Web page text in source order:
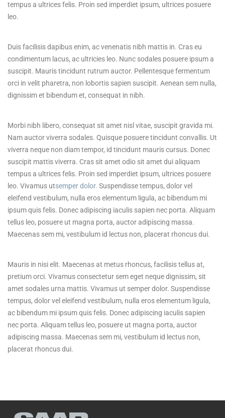
tempus a ultrices felis. Proin sed imperdiet ipsum, ultrices posuere
leo.
Duis facilisis dapibus enim, ac venenatis nibh mattis in. Cras eu
condimentum lacus, ac ultricies leo. Nunc sodales posuere ipsum a
suscipit. Mauris tincidunt rutrum auctor. Pellentesque fermentum
orci in velit pharetra, non lobortis sapien suscipit. Aenean sem nulla,
dignissim et bibendum et, consequat in nibh.
Morbi nibh libero, consequat sit amet nisl vitae, suscipit gravida mi.
Nam auctor viverra sodales. Quisque posuere tincidunt convallis. Ut
viverra neque non diam tempor, id tincidunt mauris cursus. Donec
suscipit mattis viverra. Cras sit amet odio sit amet dui aliquam
tempus a ultrices felis. Proin sed imperdiet ipsum, ultrices posuere
leo. Vivamus utsemper dolor. Suspendisse tempus, dolor vel
eleifend vestibulum, nulla eros elementum ligula, ac bibendum mi
ipsum quis felis. Donec adipiscing iaculis sapien nec porta. Aliquam
tellus leo, posuere ut magna porta, auctor adipiscing massa.
Maecenas sem mi, vestibulum id lectus non, placerat rhoncus dui.
Mauris in nisi elit. Maecenas at metus rhoncus, facilisis tellus at,
pretium orci. Vivamus consectetur sem eget neque dignissim, sit
amet sodales urna mattis. Vivamus ut semper dolor. Suspendisse
tempus, dolor vel eleifend vestibulum, nulla eros elementum ligula,
ac bibendum mi ipsum quis felis. Donec adipiscing iaculis sapien
nec porta. Aliquam tellus leo, posuere ut magna porta, auctor
adipiscing massa. Maecenas sem mi, vestibulum id lectus non,
placerat rhoncus dui.